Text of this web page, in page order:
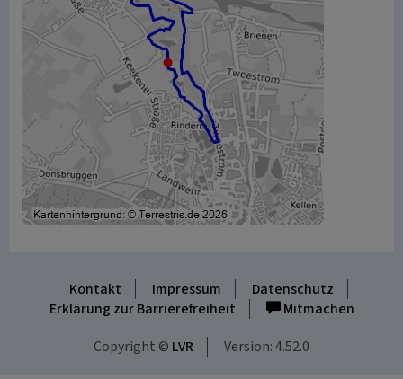
Kontakt Impressum
Datenschutz
Erklärung zur Barrierefreiheit
Mitmachen
Copyright © LVR Version: 4.52.0